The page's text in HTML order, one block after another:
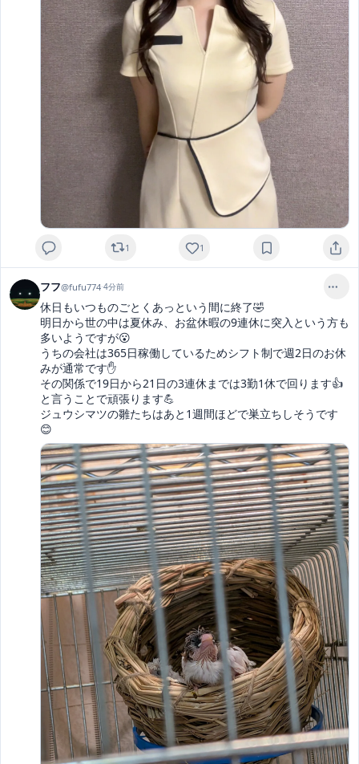
1 1
フフ@fufu774·4分前
休日もいつものごとくあっという間に終了🤣
明日から世の中は夏休み、お盆休暇の9連休に突入という方も
多いようですが😮
うちの会社は365日稼働しているためシフト制で週2日のお休
みが通常です✋
その関係で19日から21日の3連休までは3勤1休で回ります👍
と言うことで頑張ります💪
ジュウシマツの雛たちはあと1週間ほどで巣立ちしそうです
😊